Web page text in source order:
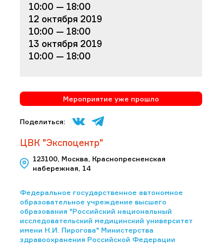
10:00 — 18:00
12 октября 2019
10:00 — 18:00
13 октября 2019
10:00 — 18:00
Мероприятие уже прошло
Поделиться:
ЦВК "Экспоцентр"
123100, Москва, Краснопресненская
набережная, 14
Федеральное государственное автономное
образовательное учреждение высшего
образования "Российский национальный
исследовательский медицинский университет
имени Н.И. Пирогова" Министерства
здравоохранения Российской Федерации